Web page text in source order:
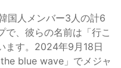
国人メンバー3人の計6
で、彼らの名前は「行こ
ます。2024年9月18日
blue wave」でメジャ